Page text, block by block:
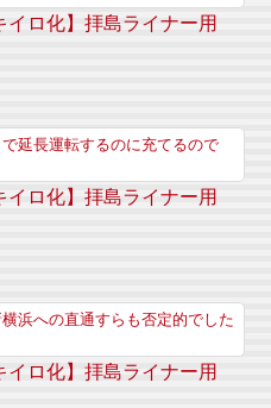
イロ化】拝島ライナー用
延長運転するのに充てるので
イロ化】拝島ライナー用
浜への直通すらも否定的でした
イロ化】拝島ライナー用